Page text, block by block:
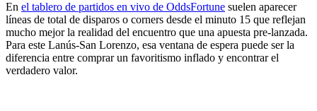
En el tablero de partidos en vivo de OddsFortune suelen aparecer
líneas de total de disparos o corners desde el minuto 15 que reflejan
mucho mejor la realidad del encuentro que una apuesta pre-lanzada.
Para este Lanús-San Lorenzo, esa ventana de espera puede ser la
diferencia entre comprar un favoritismo inflado y encontrar el
verdadero valor.